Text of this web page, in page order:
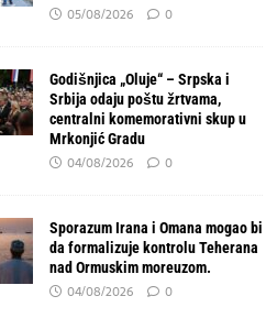
05/08/2026 0
Godišnjica „Oluje“ – Srpska i
Srbija odaju poštu žrtvama,
centralni komemorativni skup u
Mrkonjić Gradu
04/08/2026 0
Sporazum Irana i Omana mogao bi
da formalizuje kontrolu Teherana
nad Ormuskim moreuzom.
04/08/2026 0